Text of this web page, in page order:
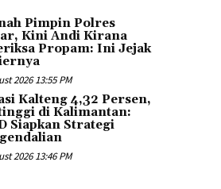
Pimpin Polres
Kini Andi Kirana
Propam: Ini Jejak
2026 13:55 PM
Kalteng 4,32 Persen,
di Kalimantan:
Siapkan Strategi
2026 13:46 PM